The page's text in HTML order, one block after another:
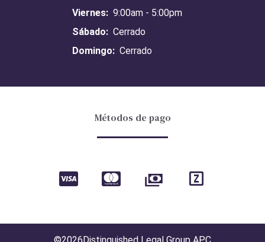
Viernes: 9:00am - 5:00pm
Sábado: Cerrado
Domingo: Cerrado
Métodos de pago